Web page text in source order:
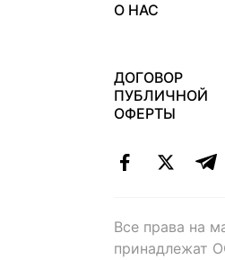
О НАС
ДОГОВОР
ПУБЛИЧНОЙ
ОФЕРТЫ
Все права на
принадлежат